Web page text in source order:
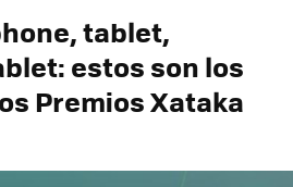
tablet,
estos son los
Premios Xataka